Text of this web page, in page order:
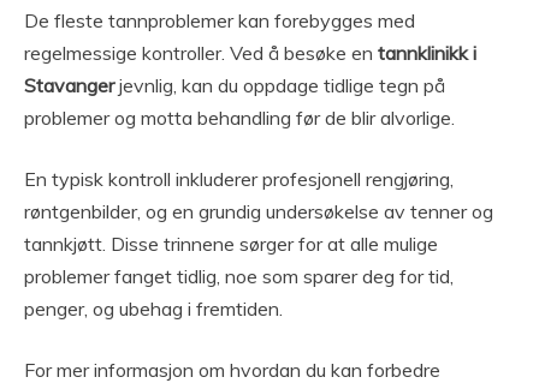
De fleste tannproblemer kan forebygges med
regelmessige kontroller. Ved å besøke en tannklinikk i
Stavangerjevnlig, kan du oppdage tidlige tegn på
problemer og motta behandling før de blir alvorlige.
En typisk kontroll inkluderer profesjonell rengjøring,
røntgenbilder, og en grundig undersøkelse av tenner og
tannkjøtt. Disse trinnene sørger for at alle mulige
problemer fanget tidlig, noe som sparer deg for tid,
penger, og ubehag i fremtiden.
For mer informasjon om hvordan du kan forbedre